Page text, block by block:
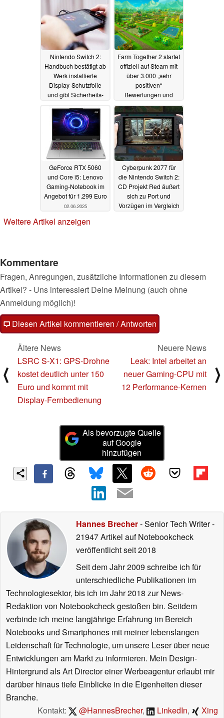
Nintendo Switch 2:
Handbuch bestätigt ab
Werk installierte
Display-Schutzfolie
und gibt Sicherheits-
Farm Together 2 startet
offiziell auf Steam mit
über 3.000 „sehr
positiven“
Bewertungen und
Einführungsrabatt
02.06.2025
GeForce RTX 5060
und Core i5: Lenovo
Gaming-Notebook im
Angebot für 1.299 Euro
02.06.2025
Cyberpunk 2077 für
die Nintendo Switch 2:
CD Projekt Red äußert
sich zu Port und
Vorzügen im Vergleich
Weitere Artikel anzeigen
Kommentare
Fragen, Anregungen, zusätzliche Informationen zu diesem
Artikel? - Uns interessiert Deine Meinung (auch ohne
Anmeldung möglich)!
Diesen Artikel kommentieren / Antworten
⟨
Ältere News
LSRC S-X1: GPS-Drohne
kostet deutlich unter 150
Euro und kommt mit
Display-Fernbedienung
Neuere News
Leak: Intel arbeitet an
neuer Gaming-CPU mit
12 Performance-Kernen
⟩
Als bevorzugte Quelle
auf Google
hinzufügen
Hannes Brecher- Senior Tech Writer-
21947 Artikel auf Notebookcheck
veröffentlichtseit 2018
Seit dem Jahr 2009 schreibe ich für
unterschiedliche Publikationen im
Technologiesektor, bis ich im Jahr 2018 zur News-
Redaktion von Notebookcheck gestoßen bin. Seitdem
verbinde ich meine langjährige Erfahrung im Bereich
Notebooks und Smartphones mit meiner lebenslangen
Leidenschaft für Technologie, um unsere Leser über neue
Entwicklungen am Markt zu informieren. Mein Design-
Hintergrund als Art Director einer Werbeagentur erlaubt mir
darüber hinaus tiefe Einblicke in die Eigenheiten dieser
Branche.
Kontakt:
@HannesBrecher, LinkedIn, Xing